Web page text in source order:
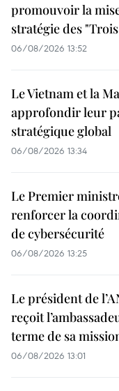
promouvoir la
stratégie des
06/08/2026 13:52
Le Vietnam et la
approfondir leur
stratégique global
06/08/2026 13:34
Le Premier
renforcer la
de cybersécurité
06/08/2026 13:25
Le président de
reçoit
terme de sa
06/08/2026 13:01